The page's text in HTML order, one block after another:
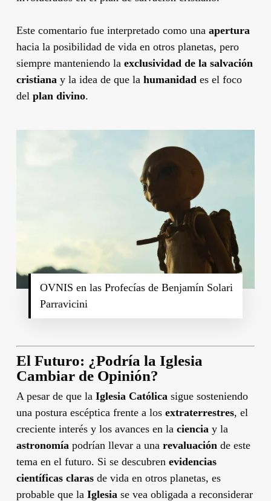
Este comentario fue interpretado como una apertura
hacia la posibilidad de vida en otros planetas, pero
siempre manteniendo la exclusividad de la salvación
cristianay la idea de que la humanidades el foco
del plan divino.
OVNIS en las Profecías de Benjamín Solari
Parravicini
El Futuro: ¿Podría la Iglesia
Cambiar de Opinión?
A pesar de que la Iglesia Católica sigue sosteniendo
una postura escéptica frente a los extraterrestres, el
creciente interés y los avances en la ciencia y la
astronomía podrían llevar a una revaluación de este
tema en el futuro. Si se descubren evidencias
científicas clarasde vida en otros planetas, es
probable que la Iglesia se vea obligada a reconsiderar